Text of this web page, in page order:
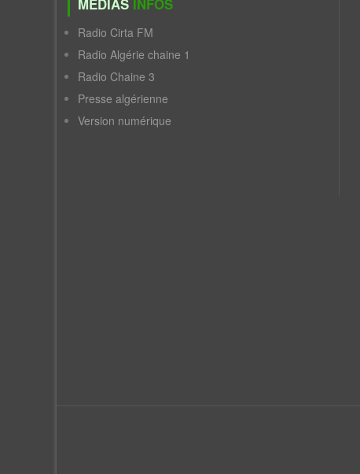
MÉDIAS INFOS
Radio Cirta FM
Radio Algérie chaine 1
Radio Chaine 3
Presse algérienne
Version numérique